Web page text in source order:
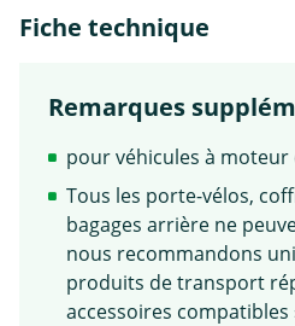
Fiche technique
Remarques
pour véhicules à
Tous les porte-vélos,
bagages arrière ne
nous recommandons
produits de transport
accessoires compatibles